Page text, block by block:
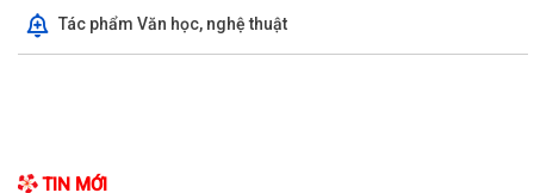
Tác phẩm Văn học, nghệ thuật
trên Nền tảng “Bình dân học...
Khê Niêm yết về việc Bãi bỏ một số...